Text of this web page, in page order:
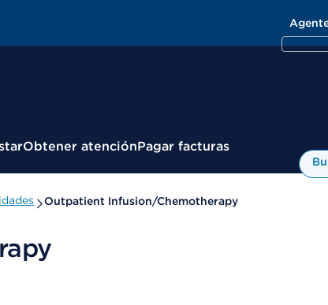
Obtener atenciónPagar facturas
Outpatient Infusion/Chemotherapy